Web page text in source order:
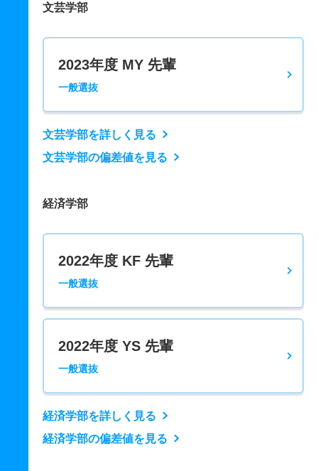
文芸学部
2023年度 MY 先輩
一般選抜
文芸学部を詳しく見る
文芸学部の偏差値を見る
経済学部
2022年度 KF 先輩
一般選抜
2022年度 YS 先輩
一般選抜
経済学部を詳しく見る
経済学部の偏差値を見る